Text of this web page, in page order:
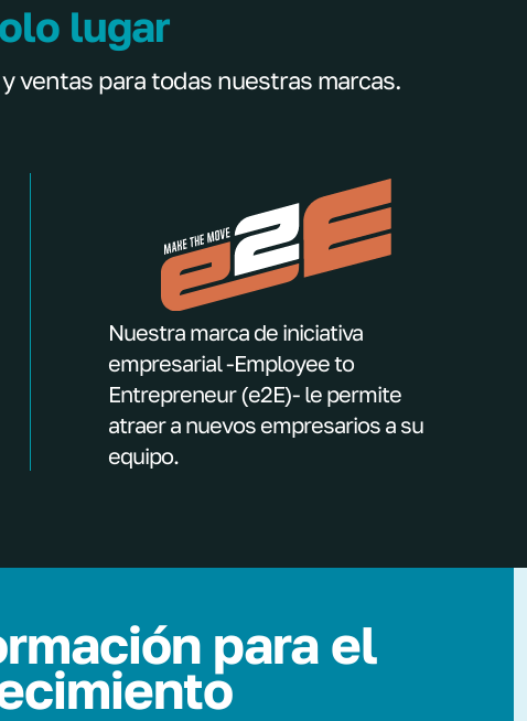
lugar
ventas para todas nuestras marcas.
Nuestra marca de iniciativa
empresarial -Employee to
Entrepreneur (e2E)- le permite
atraer a nuevos empresarios a su
equipo.
para el